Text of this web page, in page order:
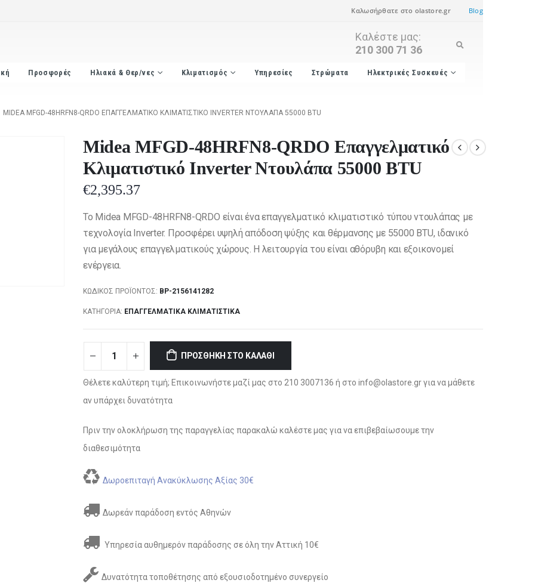
Καλωσήρθατε στο olastore.gr Blog
Καλέστε μας:
210 300 71 36
Προσφορές Ηλιακά & Θερ/νες Κλιματισμός Υπηρεσίες Στρώματα Ηλεκτρικές Συσκευές
MIDEA MFGD-48HRFN8-QRDO ΕΠΑΓΓΕΛΜΑΤΙΚΌ ΚΛΙΜΑΤΙΣΤΙΚΌ INVERTER ΝΤΟΥΛΆΠΑ 55000 BTU
Midea MFGD-48HRFN8-QRDO Επαγγελματικό
Κλιματιστικό Inverter Ντουλάπα 55000 BTU
€2,395.37
Το Midea MFGD-48HRFN8-QRDO είναι ένα επαγγελματικό κλιματιστικό τύπου ντουλάπας με
τεχνολογία Inverter. Προσφέρει υψηλή απόδοση ψύξης και θέρμανσης με 55000 BTU, ιδανικό
για μεγάλους επαγγελματικούς χώρους. Η λειτουργία του είναι αθόρυβη και εξοικονομεί
ενέργεια.
ΚΩΔΙΚΌΣ ΠΡΟΪΌΝΤΟΣ: BP-2156141282
ΚΑΤΗΓΟΡΊΑ: ΕΠΑΓΓΕΛΜΑΤΙΚΆ ΚΛΙΜΑΤΙΣΤΙΚΆ
ΠΡΟΣΘΉΚΗ ΣΤΟ ΚΑΛΆΘΙ
Θέλετε καλύτερη τιμή; Επικοινωνήστε μαζί μας στο 210 3007136 ή στο info@olastore.gr για να μάθετε
αν υπάρχει δυνατότητα
Πριν την ολοκλήρωση της παραγγελίας παρακαλώ καλέστε μας για να επιβεβαίωσουμε την
διαθεσιμότητα
Δωροεπιταγή Ανακύκλωσης Αξίας 30€
Δωρεάν παράδοση εντός Αθηνών
Υπηρεσία αυθημερόν παράδοσης σε όλη την Αττική 10€
Δυνατότητα τοποθέτησης από εξουσιοδοτημένο συνεργείο